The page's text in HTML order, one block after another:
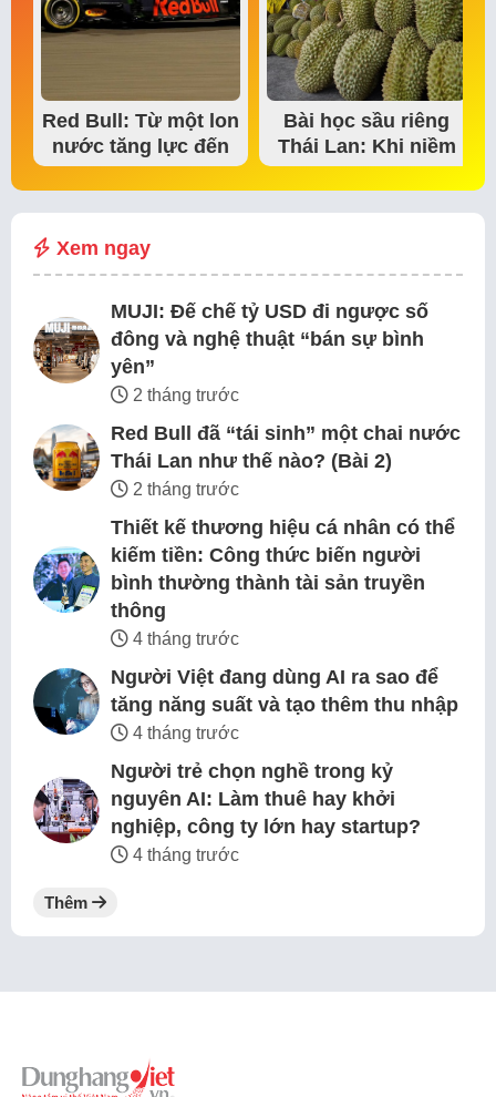
Red Bull: Từ một lon
nước tăng lực đến
đế chế thể…
Bài học sầu riêng
Thái Lan: Khi niềm
tin thị trường bắt…
Xem ngay
MUJI: Đế chế tỷ USD đi ngược số
đông và nghệ thuật “bán sự bình
yên”
2 tháng trước
Red Bull đã “tái sinh” một chai nước
Thái Lan như thế nào? (Bài 2)
2 tháng trước
Thiết kế thương hiệu cá nhân có thể
kiếm tiền: Công thức biến người
bình thường thành tài sản truyền
thông
4 tháng trước
Người Việt đang dùng AI ra sao để
tăng năng suất và tạo thêm thu nhập
4 tháng trước
Người trẻ chọn nghề trong kỷ
nguyên AI: Làm thuê hay khởi
nghiệp, công ty lớn hay startup?
4 tháng trước
Thêm